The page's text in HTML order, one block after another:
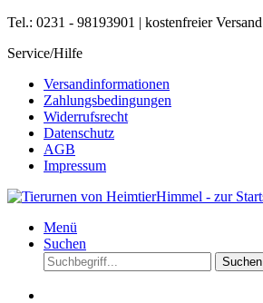
Tel.: 0231 - 98193901 | kostenfreier Versand
Service/Hilfe
Versandinformationen
Zahlungsbedingungen
Widerrufsrecht
Datenschutz
AGB
Impressum
Menü
Suchen
Suchen